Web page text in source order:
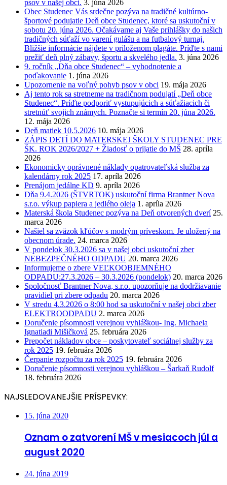
psov v našej obci. 3. júna 2026
Obec Studenec Vás srdečne pozýva na tradičné kultúrno-
športové podujatie Deň obce Studenec, ktoré sa uskutoční v
sobotu 20. júna 2026. Očakávame aj Vaše prihlášky do našich
tradičných súťaží vo varení gulášu a na futbalový turnaj.
Bližšie informácie nájdete v priloženom plagáte. Príďte s nami
prežiť deň plný zábavy, športu a skvelého jedla. 3. júna 2026
9. ročník „Dňa obce Studenec“ – vyhodnotenie a
poďakovanie 1. júna 2026
Upozornenie na voľný pohyb psov v obci 19. mája 2026
Aj tento rok sa stretneme na tradičnom podujatí „Deň obce
Studenec“. Príďte podporiť vystupujúcich a súťažiacich či
stretnúť svojich známych. Poznačte si termín 20. júna 2026.
12. mája 2026
Deň matiek 10.5.2026 10. mája 2026
ZÁPIS DETÍ DO MATERSKEJ ŠKOLY STUDENEC PRE
ŠK. ROK 2026/2027 + Žiadosť o prijatie do MŠ 28. apríla
2026
Ekonomicky oprávnené náklady opatrovateľská služba za
kalendárny rok 2025 17. apríla 2026
Prenájom jedálne KD 9. apríla 2026
Dňa 9.4.2026 (ŠTVRTOK) uskutoční firma Brantner Nova
s.r.o. výkup papiera a jedlého oleja 1. apríla 2026
Materská škola Studenec pozýva na Deň otvorených dverí 25.
marca 2026
Našiel sa zväzok kľúčov s modrým príveskom. Je uložený na
obecnom úrade. 24. marca 2026
V pondelok 30.3.2026 sa v našej obci uskutoční zber
NEBEZPEČNÉHO ODPADU 20. marca 2026
Informujeme o zbere VEĽKOOBJEMNÉHO
ODPADU:27.3.2026 – 30.3.2026 (pondelok) 20. marca 2026
Spoločnosť Brantner Nova, s.r.o. upozorňuje na dodržiavanie
pravidiel pri zbere odpadu 20. marca 2026
V stredu 4.3.2026 o 8:00 hod sa uskutoční v našej obci zber
ELEKTROODPADU 2. marca 2026
Doručenie písomnosti verejnou vyhláškou- Ing. Michaela
Ignatiadi Mišičková 25. februára 2026
Prepočet nákladov obce – poskytovateľ sociálnej služby za
rok 2025 19. februára 2026
Čerpanie rozpočtu za rok 2025 19. februára 2026
Doručenie písomnosti verejnou vyhláškou – Šarkaň Rudolf
18. februára 2026
NAJSLEDOVANEJŠIE PRÍSPEVKY:
15. júna 2020
Oznam o zatvorení MŠ v mesiacoch júl a
august 2020
24. júna 2019